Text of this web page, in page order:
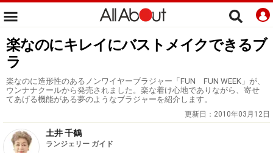
楽なのにキレイにバストメイクできるブ
ラ
楽なのに造形性のあるノンワイヤーブラジャー「FUN FUN WEEK」が、
ウンナナクールから発売されました。楽な着け心地でありながら、寄せ
てあげる機能がある夢のようなブラジャーを紹介します。
更新日： 2010年03月12日
土井 千鶴
ランジェリー ガイド